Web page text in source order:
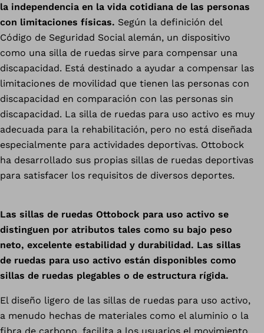
la independencia en la vida cotidiana de las personas
con limitaciones físicas. Según la definición del
Código de Seguridad Social alemán, un dispositivo
como una silla de ruedas sirve para compensar una
discapacidad. Está destinado a ayudar a compensar las
limitaciones de movilidad que tienen las personas con
discapacidad en comparación con las personas sin
discapacidad. La silla de ruedas para uso activo es muy
adecuada para la rehabilitación, pero no está diseñada
especialmente para actividades deportivas. Ottobock
ha desarrollado sus propias sillas de ruedas deportivas
para satisfacer los requisitos de diversos deportes.
Las sillas de ruedas Ottobock para uso activo se
distinguen por atributos tales como su bajo peso
neto, excelente estabilidad y durabilidad. Las sillas
de ruedas para uso activo están disponibles como
sillas de ruedas plegables o de estructura rígida.
El diseño ligero de las sillas de ruedas para uso activo,
a menudo hechas de materiales como el aluminio o la